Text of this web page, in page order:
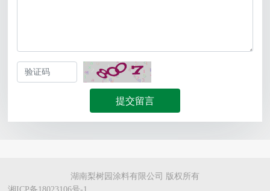
提交留言
湖南梨树园涂料有限公司 版权所有